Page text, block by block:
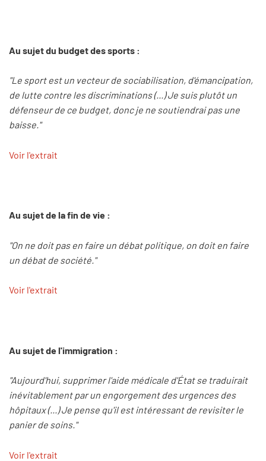
Au sujet du budget des sports :
"Le sport est un vecteur de sociabilisation, d'émancipation,
de lutte contre les discriminations (...) Je suis plutôt un
défenseur de ce budget, donc je ne soutiendrai pas une
baisse."
Voir l'extrait
Au sujet de la fin de vie :
"On ne doit pas en faire un débat politique, on doit en faire
un débat de société."
Voir l'extrait
Au sujet de l'immigration :
"Aujourd'hui, supprimer l'aide médicale d'État se traduirait
inévitablement par un engorgement des urgences des
hôpitaux (...) Je pense qu'il est intéressant de revisiter le
panier de soins."
Voir l'extrait